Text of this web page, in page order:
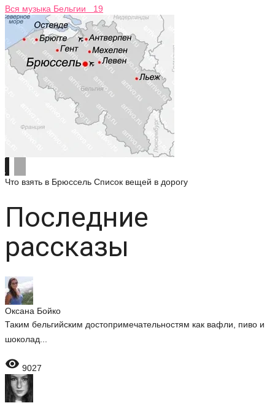
Вся музыка Бельгии 19
Что взять в Брюссель Список вещей в дорогу
Последние
рассказы
Оксана Бойко
Таким бельгийским достопримечательностям как вафли, пиво и
шоколад...
 9027